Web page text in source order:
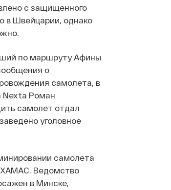
с защищенного
в Швейцарии, однако
по маршруту Афины
о
самолета, в
Nexta Роман
самолет отдал
уголовное
самолета
ХАМАС. Ведомство
в Минске,